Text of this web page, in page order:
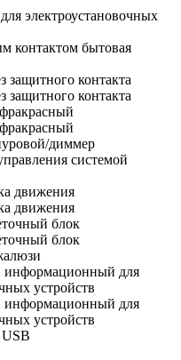
электроустановочных
контактом бытовая
защитного контакта
защитного контакта
диммер
системой
движения
движения
блок
блок
информационный для
устройств
информационный для
устройств